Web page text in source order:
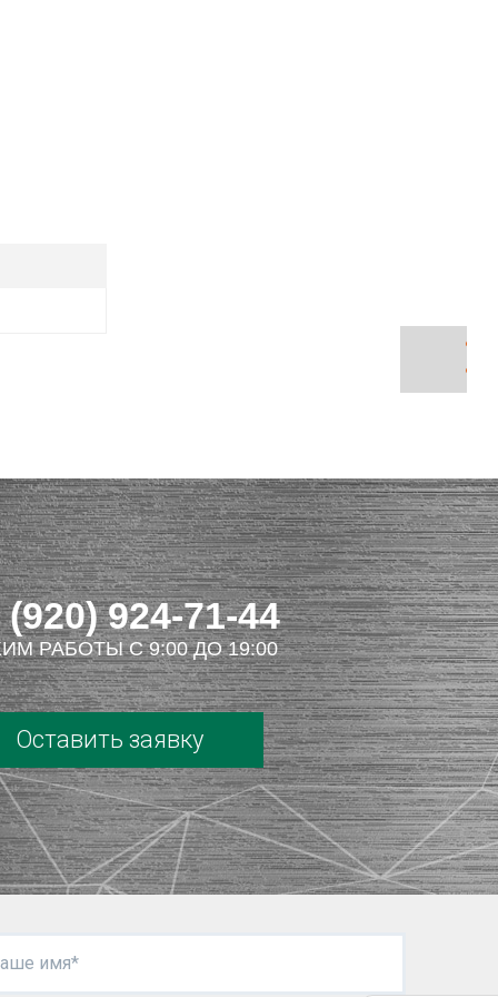
(920) 924-71-44
РАБОТЫ С 9:00 ДО 19:00
Оставить заявку
имя*